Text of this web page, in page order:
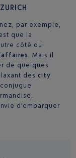
par exemple,
que la
côté du
. Mais il
de quelques
des city
d’embarquer